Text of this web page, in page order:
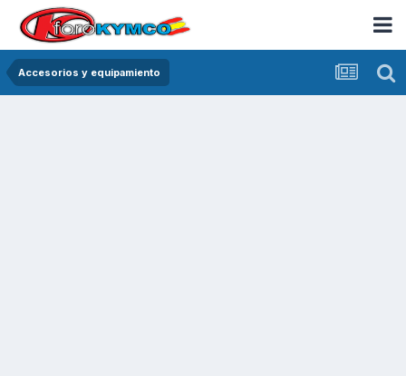
Accesorios y equipamiento